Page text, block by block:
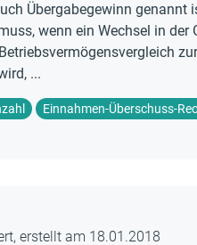
Übergabegewinn genannt
wenn ein Wechsel in
...
Einnahmen-Überschuss-
erstellt am 18.01.2018